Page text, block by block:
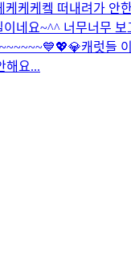
케케케켘 떠내려가 안
이네요~^^ 너무너무
캐럿들
해요...